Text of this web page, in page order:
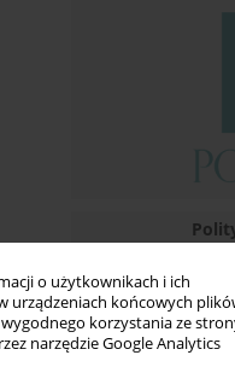
o użytkownikach i ich
urządzeniach końcowych
wygodnego korzystania ze
narzędzie Google Analytics